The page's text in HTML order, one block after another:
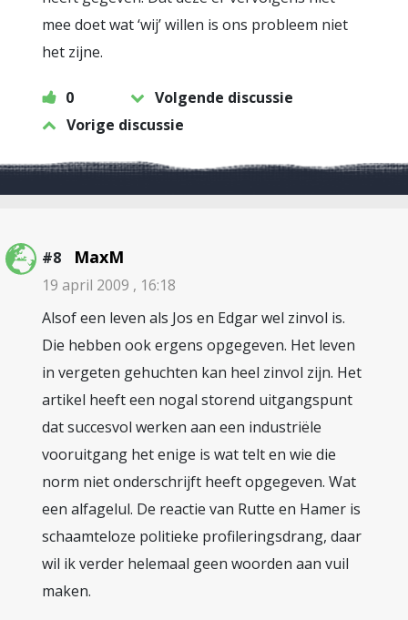
mee doet wat ‘wij’ willen is ons probleem niet
het zijne.
0
Volgende discussie
Vorige discussie
#8 MaxM
19 april 2009 , 16:18
Alsof een leven als Jos en Edgar wel zinvol is.
Die hebben ook ergens opgegeven. Het leven
in vergeten gehuchten kan heel zinvol zijn. Het
artikel heeft een nogal storend uitgangspunt
dat succesvol werken aan een industriële
vooruitgang het enige is wat telt en wie die
norm niet onderschrijft heeft opgegeven. Wat
een alfagelul. De reactie van Rutte en Hamer is
schaamteloze politieke profileringsdrang, daar
wil ik verder helemaal geen woorden aan vuil
maken.